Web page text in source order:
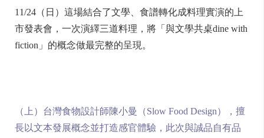
11/24（日）這場結合了文學、食譜轉化成料理實演的上
市發表會，一次演繹三道料理，將「與文學共桌dine with
fiction」的概念做最完整的呈現。
（上）台灣食物設計師陳小曼（Slow Food Design），擅
長以文本發展概念並打造感官體驗，此次與誠品自有品